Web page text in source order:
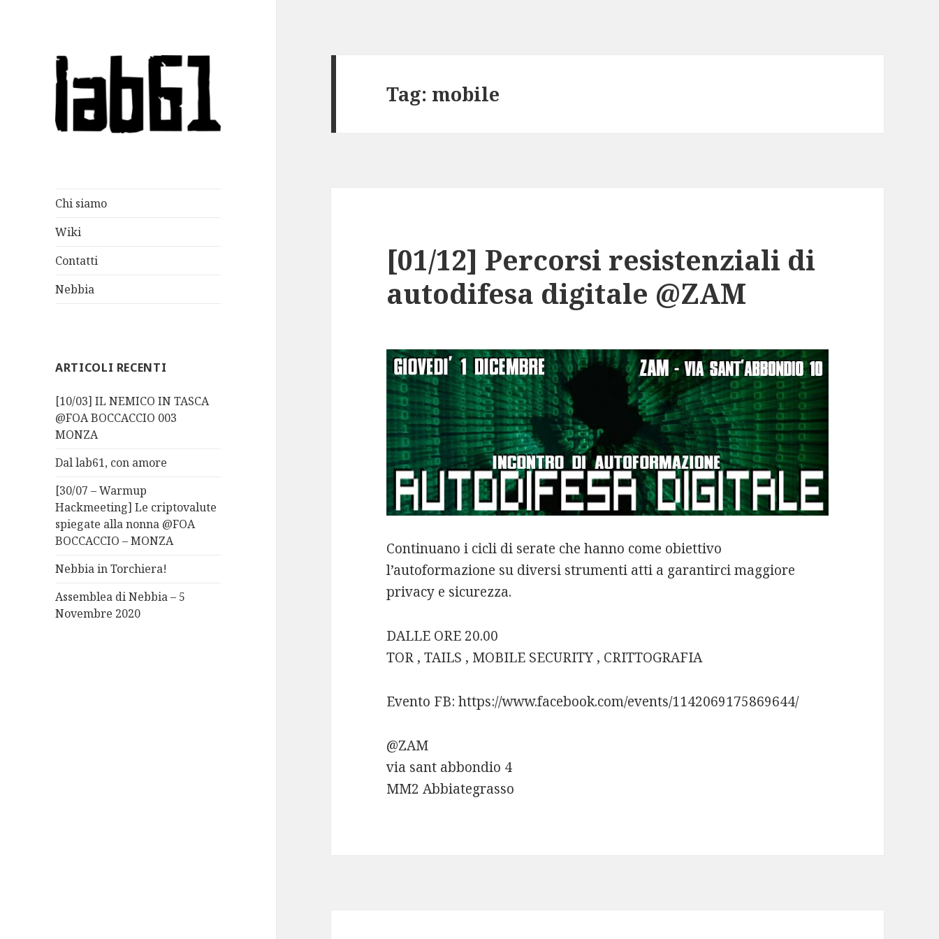
Chi siamo
Wiki
Contatti
Nebbia
ARTICOLI RECENTI
[10/03] IL NEMICO IN TASCA
@FOA BOCCACCIO 003
MONZA
Dal lab61, con amore
[30/07 – Warmup
Hackmeeting] Le criptovalute
spiegate alla nonna @FOA
BOCCACCIO – MONZA
Nebbia in Torchiera!
Assemblea di Nebbia – 5
Novembre 2020
Tag: mobile
[01/12] Percorsi resistenziali di
autodifesa digitale @ZAM
Continuano i cicli di serate che hanno come obiettivo
l’autoformazione su diversi strumenti atti a garantirci maggiore
privacy e sicurezza.
DALLE ORE 20.00
TOR , TAILS , MOBILE SECURITY , CRITTOGRAFIA
Evento FB: https://www.facebook.com/events/1142069175869644/
@ZAM
via sant abbondio 4
MM2 Abbiategrasso